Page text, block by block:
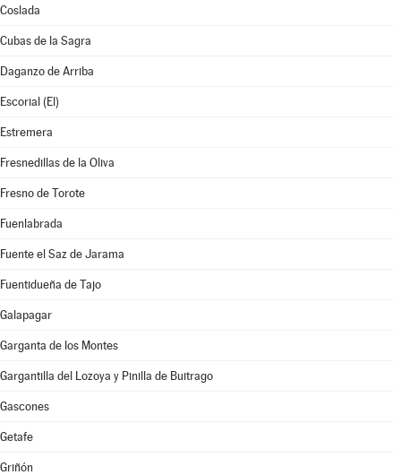
Coslada
Cubas de la Sagra
Daganzo de Arriba
Escorial (El)
Estremera
Fresnedillas de la Oliva
Fresno de Torote
Fuenlabrada
Fuente el Saz de Jarama
Fuentidueña de Tajo
Galapagar
Garganta de los Montes
Gargantilla del Lozoya y Pinilla de Buitrago
Gascones
Getafe
Griñón